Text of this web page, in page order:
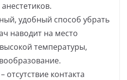
удобный способ убрать
наводит на место
температуры,
контакта